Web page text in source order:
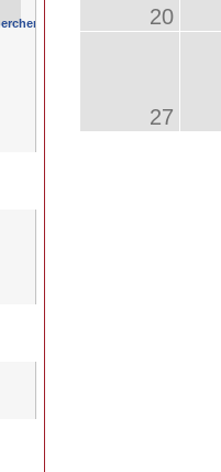
20
27